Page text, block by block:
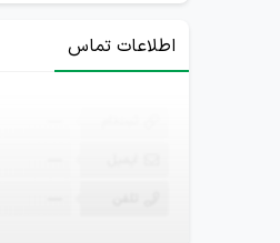
اطلاعات تماس